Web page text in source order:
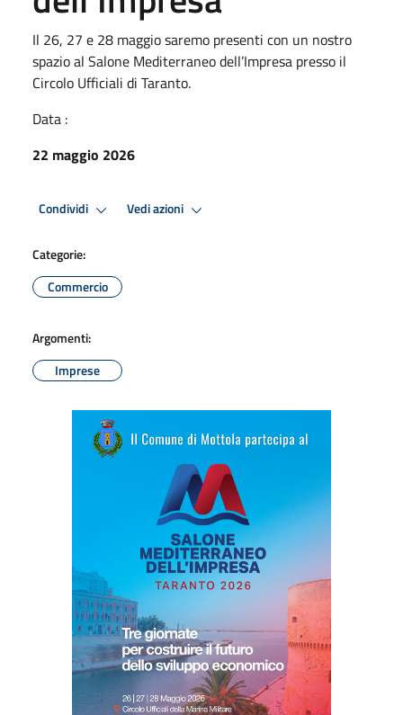
Il 26, 27 e 28 maggio saremo presenti con un nostro
spazio al Salone Mediterraneo dell’Impresa presso il
Circolo Ufficiali di Taranto.
Data :
22 maggio 2026
Condividi Vedi azioni
Categorie:
Commercio
Argomenti:
Imprese